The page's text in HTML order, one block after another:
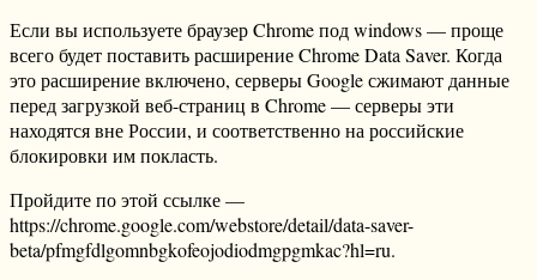
Если вы используете браузер Chrome под windows — проще
всего будет поставить расширение Chrome Data Saver. Когда
это расширение включено, серверы Google сжимают данные
перед загрузкой веб-страниц в Chrome — серверы эти
находятся вне России, и соответственно на российские
блокировки им покласть.
Пройдите по этой ссылке —
https://chrome.google.com/webstore/detail/data-saver-
beta/pfmgfdlgomnbgkofeojodiodmgpgmkac?hl=ru.